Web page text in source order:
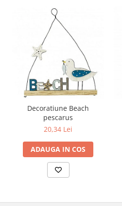
Decoratiune Beach
pescarus
20,34 Lei
ADAUGA IN COS